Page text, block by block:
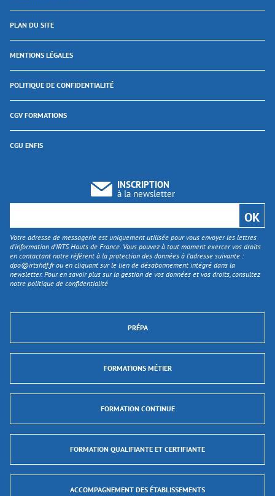
PLAN DU SITE
MENTIONS LÉGALES
POLITIQUE DE CONFIDENTIALITÉ
CGV FORMATIONS
CGU ENFIS
INSCRIPTION
à la newsletter
Votre adresse de messagerie est uniquement utilisée pour vous envoyer les lettres
d'information d’IRTS Hauts de France. Vous pouvez à tout moment exercer vos droits
en contactant notre référent à la protection des données à l’adresse suivante :
dpo@irtshdf.frou en cliquant sur le lien de désabonnement intégré dans la
newsletter. Pour en savoir plus sur la gestion de vos données et vos droits, consultez
notre politique de confidentialité
PRÉPA
FORMATIONS MÉTIER
FORMATION CONTINUE
FORMATION QUALIFIANTE ET CERTIFIANTE
ACCOMPAGNEMENT DES ÉTABLISSEMENTS